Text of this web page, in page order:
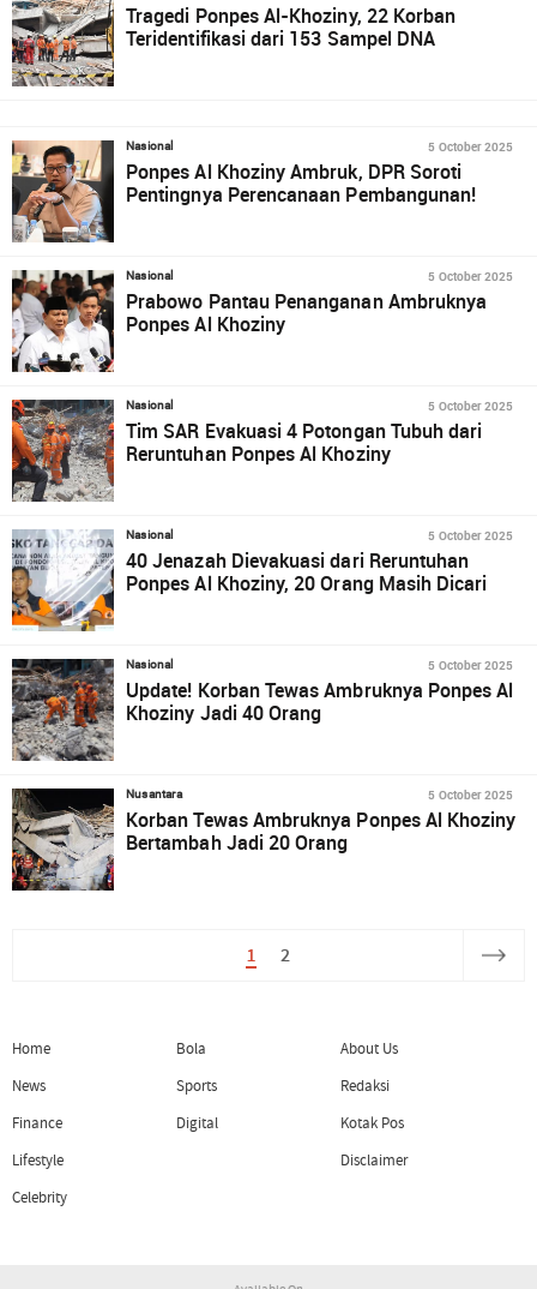
Tragedi Ponpes Al-Khoziny, 22 Korban
Teridentifikasi dari 153 Sampel DNA
Nasional 5 October 2025
Ponpes Al Khoziny Ambruk, DPR Soroti
Pentingnya Perencanaan Pembangunan!
Nasional 5 October 2025
Prabowo Pantau Penanganan Ambruknya
Ponpes Al Khoziny
Nasional 5 October 2025
Tim SAR Evakuasi 4 Potongan Tubuh dari
Reruntuhan Ponpes Al Khoziny
Nasional 5 October 2025
40 Jenazah Dievakuasi dari Reruntuhan
Ponpes Al Khoziny, 20 Orang Masih Dicari
Nasional 5 October 2025
Update! Korban Tewas Ambruknya Ponpes Al
Khoziny Jadi 40 Orang
Nusantara 5 October 2025
Korban Tewas Ambruknya Ponpes Al Khoziny
Bertambah Jadi 20 Orang
1 2
Home
News
Finance
Lifestyle
Celebrity
Bola
Sports
Digital
About Us
Redaksi
Kotak Pos
Disclaimer